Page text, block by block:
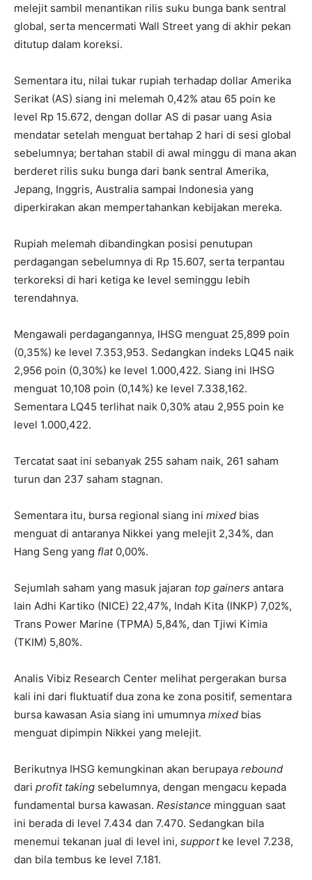
melejit sambil menantikan rilis suku bunga bank sentral
global, serta mencermati Wall Street yang di akhir pekan
ditutup dalam koreksi.
Sementara itu, nilai tukar rupiah terhadap dollar Amerika
Serikat (AS) siang ini melemah 0,42% atau 65 poin ke
level Rp 15.672, dengan dollar AS di pasar uang Asia
mendatar setelah menguat bertahap 2 hari di sesi global
sebelumnya; bertahan stabil di awal minggu di mana akan
berderet rilis suku bunga dari bank sentral Amerika,
Jepang, Inggris, Australia sampai Indonesia yang
diperkirakan akan mempertahankan kebijakan mereka.
Rupiah melemah dibandingkan posisi penutupan
perdagangan sebelumnya di Rp 15.607, serta terpantau
terkoreksi di hari ketiga ke level seminggu lebih
terendahnya.
Mengawali perdagangannya, IHSG menguat 25,899 poin
(0,35%) ke level 7.353,953. Sedangkan indeks LQ45 naik
2,956 poin (0,30%) ke level 1.000,422. Siang ini IHSG
menguat 10,108 poin (0,14%) ke level 7.338,162.
Sementara LQ45 terlihat naik 0,30% atau 2,955 poin ke
level 1.000,422.
Tercatat saat ini sebanyak 255 saham naik, 261 saham
turun dan 237 saham stagnan.
Sementara itu, bursa regional siang ini mixed bias
menguat di antaranya Nikkei yang melejit 2,34%, dan
Hang Seng yang flat0,00%.
Sejumlah saham yang masuk jajaran top gainers antara
lain Adhi Kartiko (NICE) 22,47%, Indah Kita (INKP) 7,02%,
Trans Power Marine (TPMA) 5,84%, dan Tjiwi Kimia
(TKIM) 5,80%.
Analis Vibiz Research Center melihat pergerakan bursa
kali ini dari fluktuatif dua zona ke zona positif, sementara
bursa kawasan Asia siang ini umumnya mixed bias
menguat dipimpin Nikkei yang melejit.
Berikutnya IHSG kemungkinan akan berupaya rebound
dari profit taking sebelumnya, dengan mengacu kepada
fundamental bursa kawasan. Resistance mingguan saat
ini berada di level 7.434 dan 7.470. Sedangkan bila
menemui tekanan jual di level ini, supportke level 7.238,
dan bila tembus ke level 7.181.